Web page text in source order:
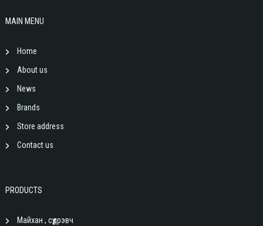
MAIN MENU
Home
About us
News
Brands
Store address
Contact us
PRODUCTS
Майхан , сүүдрэвч